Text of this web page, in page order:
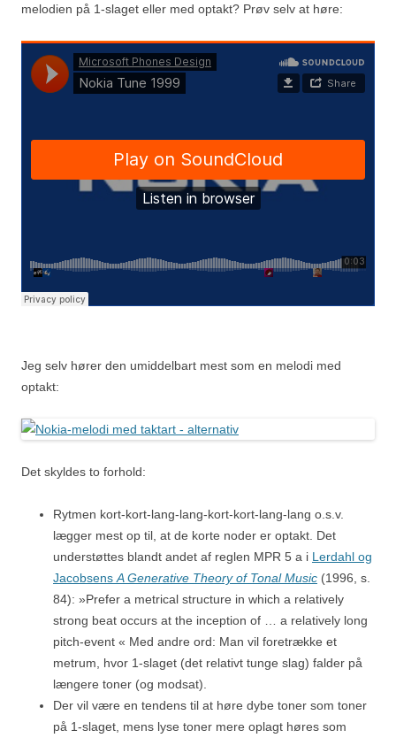
melodien på 1-slaget eller med optakt? Prøv selv at høre:
Jeg selv hører den umiddelbart mest som en melodi med
optakt:
Det skyldes to forhold:
Rytmen kort-kort-lang-lang-kort-kort-lang-lang o.s.v.
lægger mest op til, at de korte noder er optakt. Det
understøttes blandt andet af reglen MPR 5 a i Lerdahl og
Jacobsens A Generative Theory of Tonal Music (1996, s.
84): »Prefer a metrical structure in which a relatively
strong beat occurs at the inception of … a relatively long
pitch-event « Med andre ord: Man vil foretrække et
metrum, hvor 1-slaget (det relativt tunge slag) falder på
længere toner (og modsat).
Der vil være en tendens til at høre dybe toner som toner
på 1-slaget, mens lyse toner mere oplagt høres som